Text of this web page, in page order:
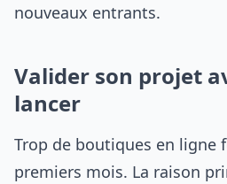
nouveaux entrants.
Valider son projet
lancer
Trop de boutiques en ligne
premiers mois. La raison